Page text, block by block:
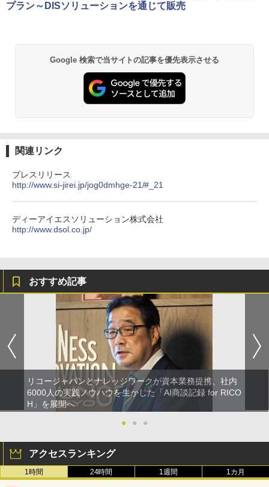
プラン～DISソリューションを通じて販売
Google 検索で当サイトの記事を優先表示させる
関連リンク
プレスリリース
http://www.si-jirei.jp/jog0dmhge-21/#_21
ディーアイエスソリューション株式会社
http://www.dsol.co.jp/
おすすめ記事
リコージャパンとナレッジワークが資本業務提携、社内
6000人の実践ノウハウを生かした「AI商談記録 for RICO
H」を展開へ
●
● ●
アクセスランキング
1時間 24時間 1週間 1カ月